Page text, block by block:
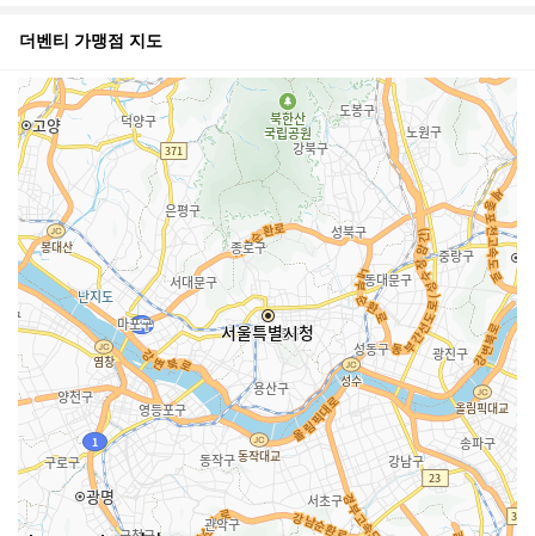
더벤티 가맹점 지도